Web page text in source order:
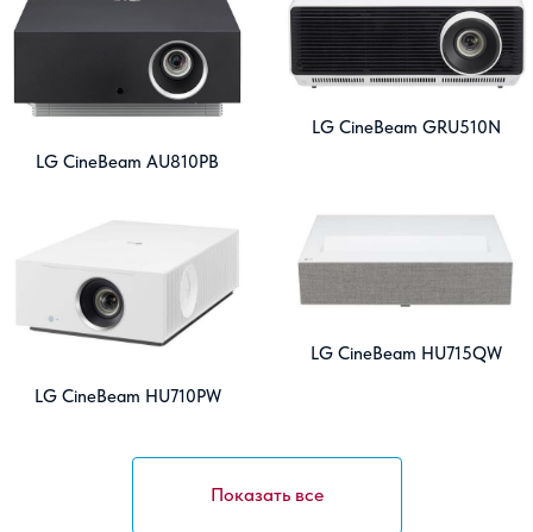
LG CineBeam AU810PB
LG CineBeam GRU510N
LG CineBeam HU710PW
LG CineBeam HU715QW
Показать все